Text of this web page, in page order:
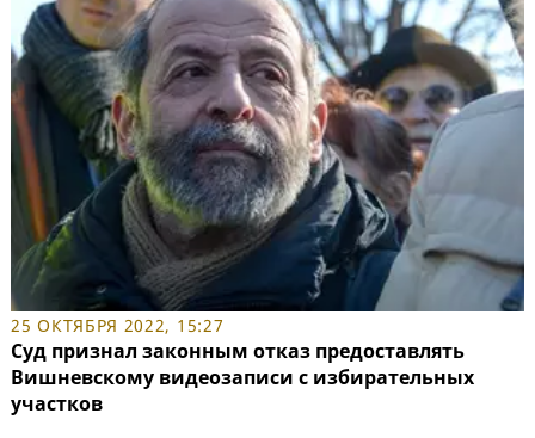
25 ОКТЯБРЯ 2022, 15:27
Суд признал законным отказ предоставлять
Вишневскому видеозаписи с избирательных
участков